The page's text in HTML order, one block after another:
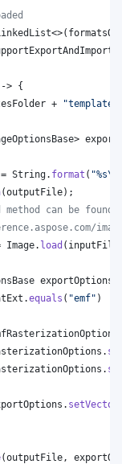
<>(
> {
+
>
= String. format ( "%s\\
(outputFile);
can be found
Image. load ( inputFile
exportOptions
.equals ( "emf" )
.
.
.
(outputFile ,